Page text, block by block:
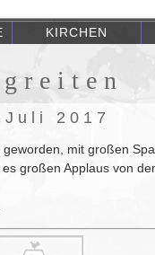
KIRCHEN
2017
mit großen
großen Applaus von